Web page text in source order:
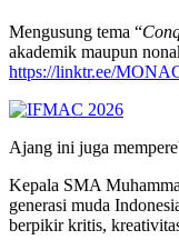
Mengusung tema “
akademik maupun
https://linktr.ee/
Ajang ini juga
Kepala SMA
generasi muda
berpikir kritis,